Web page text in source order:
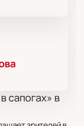
сапогах» в